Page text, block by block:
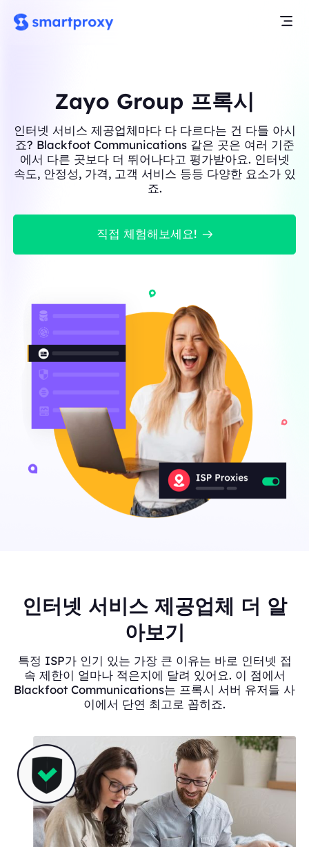
Zayo Group 프록시
인터넷 서비스 제공업체마다 다 다르다는 건 다들 아시
죠? Blackfoot Communications 같은 곳은 여러 기준
에서 다른 곳보다 더 뛰어나다고 평가받아요. 인터넷
속도, 안정성, 가격, 고객 서비스 등등 다양한 요소가 있
죠.
직접 체험해보세요!
인터넷 서비스 제공업체 더 알
아보기
특정 ISP가 인기 있는 가장 큰 이유는 바로 인터넷 접
속 제한이 얼마나 적은지에 달려 있어요. 이 점에서
Blackfoot Communications는 프록시 서버 유저들 사
이에서 단연 최고로 꼽히죠.